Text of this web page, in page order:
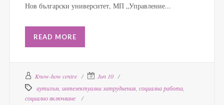
Нов български университет, МП „Управление...
READ MORE
Know-how centre
Jun 10
аутизъм интелектуални затруднения социална работа
социално включване